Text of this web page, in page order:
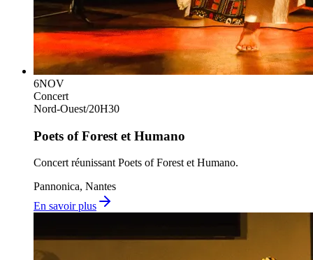
6NOV
Concert
Nord-Ouest/20H30
Poets of Forest et Humano
Concert réunissant Poets of Forest et Humano.
Pannonica, Nantes
En savoir plus